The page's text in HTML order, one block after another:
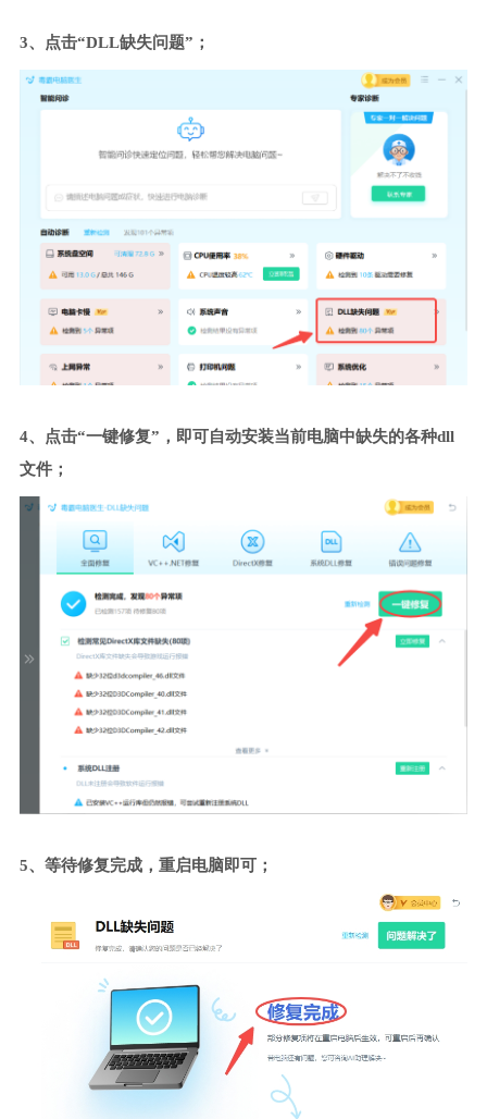
3、点击“DLL缺失问题”；
4、点击“一键修复”，即可自动安装当前电脑中缺失的各种dll
文件；
5、等待修复完成，重启电脑即可；